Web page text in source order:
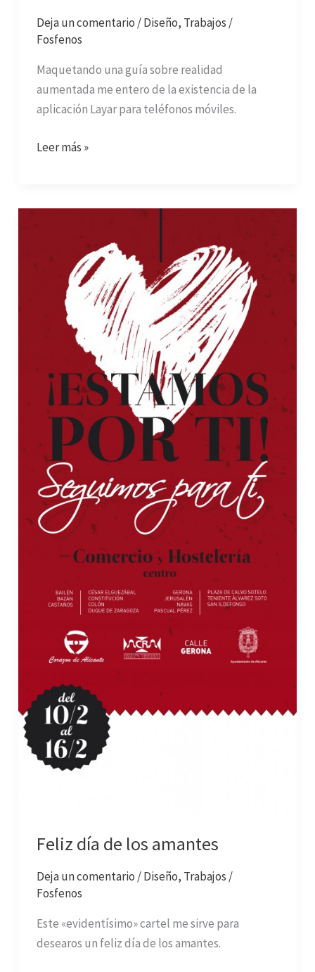
Deja un comentario /Diseño, Trabajos /
Fosfenos
Maquetando una guía sobre realidad
aumentada me entero de la existencia de la
aplicación Layar para teléfonos móviles.
Leer más »
Feliz día de los amantes
Deja un comentario /Diseño, Trabajos /
Fosfenos
Este «evidentísimo» cartel me sirve para
desearos un feliz día de los amantes.
amantes